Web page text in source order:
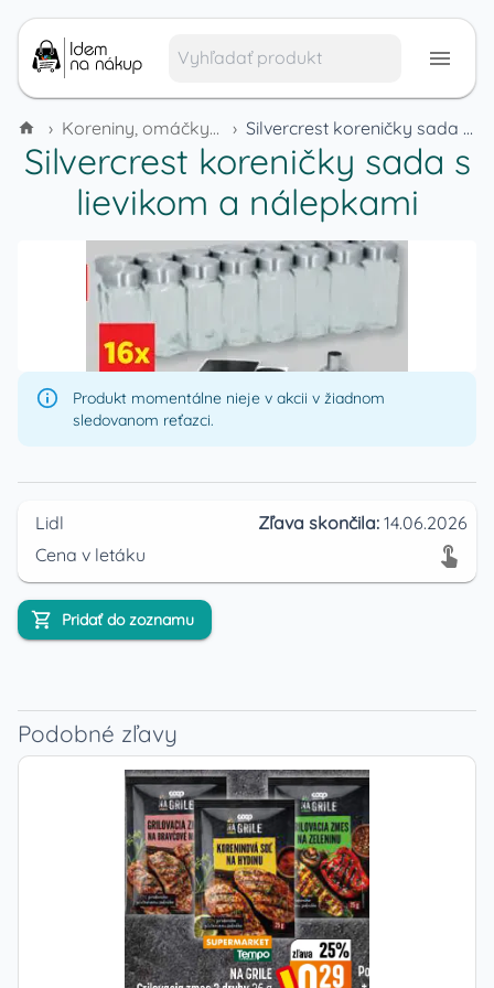
› Koreniny, omáčky a dochucovadlá › Silvercrest koreničky sada s lievikom a nálepkami
Silvercrest koreničky sada s
lievikom a nálepkami
Produkt momentálne nieje v akcii v žiadnom
sledovanom reťazci.
Lidl Zľava skončila: 14.06.2026
Cena v letáku
Pridať do zoznamu
Podobné zľavy